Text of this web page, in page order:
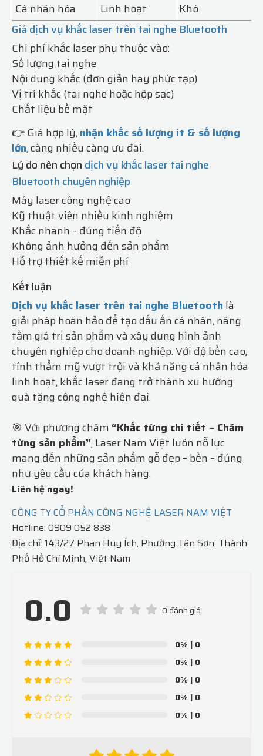
Cá nhân hóa Linh hoạt
Khó
Giá dịch vụ khắc laser trên tai nghe Bluetooth
Chi phí khắc laser phụ thuộc vào:
Số lượng tai nghe
Nội dung khắc (đơn giản hay phức tạp)
Vị trí khắc (tai nghe hoặc hộp sạc)
Chất liệu bề mặt
👉 Giá hợp lý,nhận khắc số lượng ít & số lượng
lớn,càng nhiều càng ưu đãi.
Lý do nên chọn dịch vụ khắc laser tai nghe
Bluetooth chuyên nghiệp
Máy laser công nghệ cao
Kỹ thuật viên nhiều kinh nghiệm
Khắc nhanh – đúng tiến độ
Không ảnh hưởng đến sản phẩm
Hỗ trợ thiết kế miễn phí
Kết luận
Dịch vụ khắc laser trên tai nghe Bluetooth là
giải pháp hoàn hảo để tạo dấu ấn cá nhân, nâng
tầm giá trị sản phẩm và xây dựng hình ảnh
chuyên nghiệp cho doanh nghiệp. Với độ bền cao,
tính thẩm mỹ vượt trội và khả năng cá nhân hóa
linh hoạt, khắc laser đang trở thành xu hướng
quà tặng công nghệ hiện đại.
🎯 Với phương châm “Khắc từng chi tiết – Chăm
từng sản phẩm”, Laser Nam Việt luôn nỗ lực
mang đến những sản phẩm gỗ đẹp – bền – đúng
như yêu cầu của khách hàng.
Liên hệ ngay!
CÔNG TY CỔ PHẦN CÔNG NGHỆ LASER NAM VIỆT
Hotline: 0909 052 838
Địa chỉ: 143/27 Phan Huy Ích, Phường Tân Sơn, Thành
Phố Hồ Chí Minh, Việt Nam
0.0 0 đánh giá
0% | 0
0% | 0
0% | 0
0% | 0
0% | 0